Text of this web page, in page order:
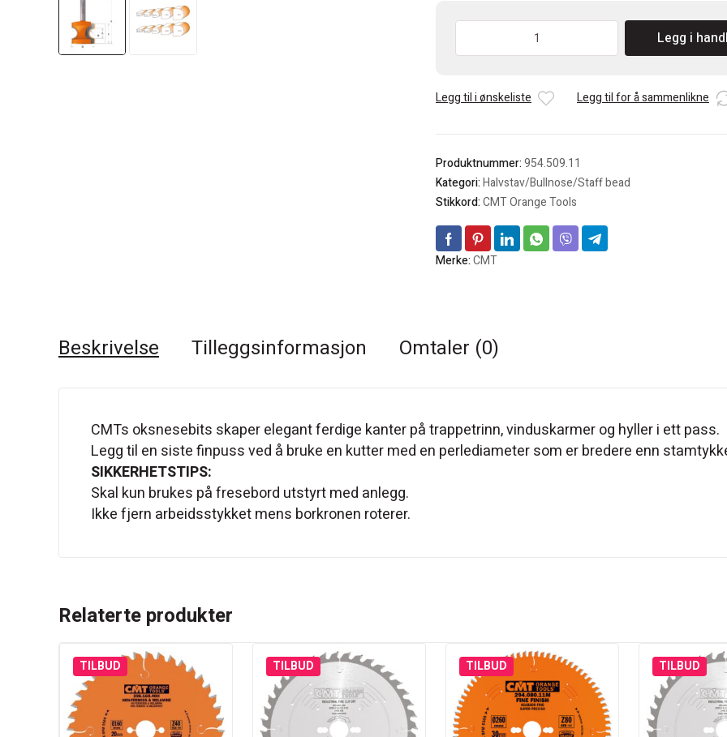
Halvstav/Bullnose/Staff
antall
Legg i
Legg til i ønskeliste Legg til for å sammenlikne
Produktnummer:954.509.11
Kategori:Halvstav/Bullnose/Staff bead
Stikkord:CMT Orange Tools
Merke:CMT
Beskrivelse Tilleggsinformasjon Omtaler (0)
CMTs oksnesebits skaper elegant ferdige kanter på trappetrinn, vinduskarmer og hyller i ett pass.
Legg til en siste finpuss ved å bruke en kutter med en perlediameter som er bredere enn
SIKKERHETSTIPS:
Skal kun brukes på fresebord utstyrt med anlegg.
Ikke fjern arbeidsstykket mens borkronen roterer.
Relaterte produkter
TILBUD TILBUD TILBUD TILBUD